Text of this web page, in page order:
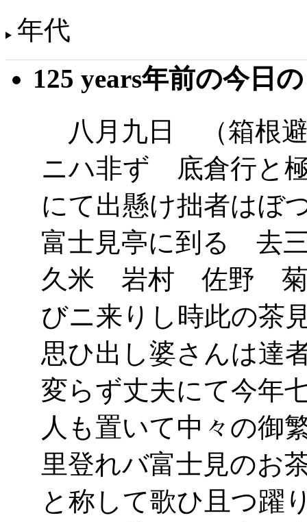
年代
125 years年前の今日
八月九日 （箱根
ニハ非ず 底倉行と
にて出懸け拙者はぼ
富士見亭に到る 去
久米 岩村 佐野 菊
びニ来りし時此の茶
思ひ出し婆さんは達
変らず丈夫にて今年
人も置いて中々の御
里登れバ富士見のお
と称して歌ひ且つ躍